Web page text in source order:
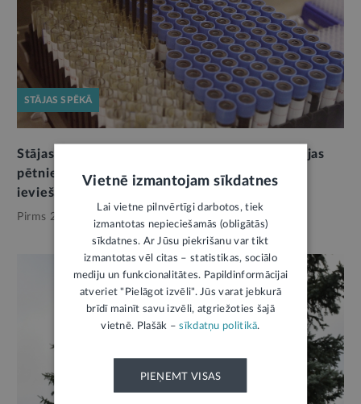
STĀJAS SPĒKĀ
Stājas spēkā Biobanku likums. Tas paver iespējas
pētniecības attīstībai un precīzijas medicīnas
ieviešanai
Pirms 2 mēnešiem, Veselība
Vietnē izmantojam sīkdatnes
Lai vietne pilnvērtīgi darbotos, tiek
izmantotas nepieciešamās (obligātās)
sīkdatnes. Ar Jūsu piekrišanu var tikt
izmantotas vēl citas – statistikas, sociālo
mediju un funkcionalitātes. Papildinformācijai
atveriet "Pielāgot izvēli". Jūs varat jebkurā
brīdī mainīt savu izvēli, atgriežoties šajā
vietnē. Plašāk –sīkdatņu politikā.
PIEŅEMT VISAS